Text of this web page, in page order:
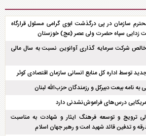
سازمان در پی درگذشت ابوی گرامی مسئول قرارگاه
زدایی سپاه حضرت ولی عصر (عج) خوزستان
سود خالص شرکت سرمایه گذاری آوانوین نسبت به سال مالی
توسط اداره کل منابع انسانی سازمان اقتصادی کوثر
نامه بیعت دبیرکل و رزمندگان حزب‌الله لبنان
درس‌های فراموش‌نشدنی دارد
ترویج و توسعه فرهنگ ایثار و شهادت به مناسبت
و تدفین قائد شهید امت و رهبر جهان اسلام